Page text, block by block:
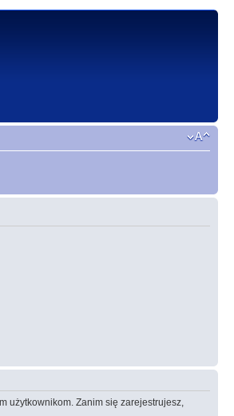
użytkownikom. Zanim się zarejestrujesz,